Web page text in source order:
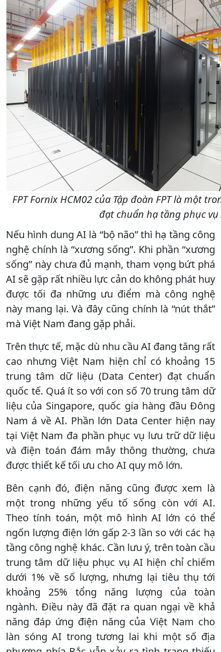
FPT Fornix HCM02 của Tập đoàn FPT là một
đạt chuẩn hạ tầng phục vụ
Nếu hình dung AI là “bộ não” thì hạ tầng công
nghệ chính là “xương sống”. Khi phần “xương
sống” này chưa đủ mạnh, tham vọng bứt phá
AI sẽ gặp rất nhiều lực cản do không phát huy
được tối đa những ưu điểm mà công nghệ
này mang lại. Và đây cũng chính là “nút thắt”
mà Việt Nam đang gặp phải.
Trên thực tế, mặc dù nhu cầu AI đang tăng rất
cao nhưng Việt Nam hiện chỉ có khoảng 15
trung tâm dữ liệu (Data Center) đạt chuẩn
quốc tế. Quá ít so với con số 70 trung tâm dữ
liệu của Singapore, quốc gia hàng đầu Đông
Nam á về AI. Phần lớn Data Center hiện nay
tại Việt Nam đa phần phục vụ lưu trữ dữ liệu
và điện toán đám mây thông thường, chưa
được thiết kế tối ưu cho AI quy mô lớn.
Bên cạnh đó, điện năng cũng được xem là
một trong những yếu tố sống còn với AI.
Theo tính toán, một mô hình AI lớn có thể
ngốn lượng điện lớn gấp 2-3 lần so với các hạ
tầng công nghệ khác. Cần lưu ý, trên toàn cầu
trung tâm dữ liệu phục vụ AI hiện chỉ chiếm
dưới 1% về số lượng, nhưng lại tiêu thụ tới
khoảng 25% tổng năng lượng của toàn
ngành. Điều này đã đặt ra quan ngại về khả
năng đáp ứng điện năng của Việt Nam cho
làn sóng AI trong tương lai khi một số địa